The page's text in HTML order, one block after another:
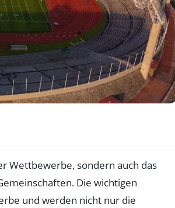
Wettbewerbe, sondern auch das
Die wichtigen
und werden nicht nur die